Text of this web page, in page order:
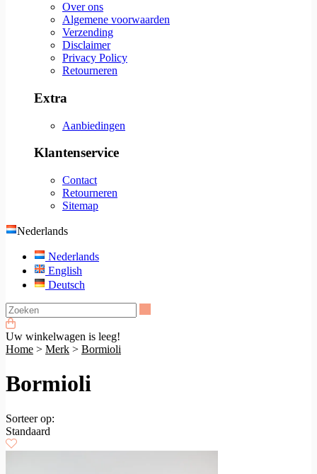
Over ons
Algemene voorwaarden
Verzending
Disclaimer
Privacy Policy
Retourneren
Extra
Aanbiedingen
Klantenservice
Contact
Retourneren
Sitemap
Nederlands
Nederlands
English
Deutsch
Uw winkelwagen is leeg!
Home > Merk > Bormioli
Bormioli
Sorteer op:
Standaard